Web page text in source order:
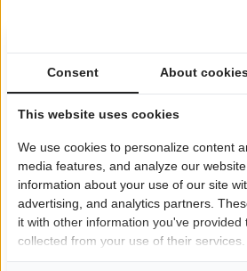
Pagina delen op:
Openingstijden
Maandag:
Dinsdag:
Woensdag:
Consent About
This website uses cookies
We use cookies to personalize content
media features, and analyze our
information about your use of our site
advertising, and analytics partners.
it with other information you've
collected from your use of their services.